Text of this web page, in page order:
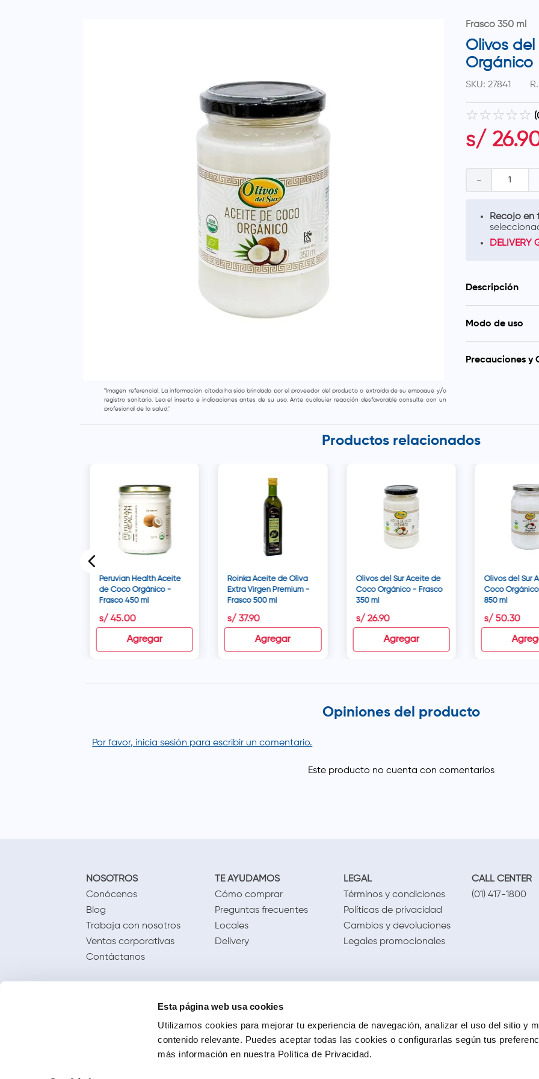
Esta página web usa cookies
Utilizamos cookies para mejorar tu experiencia de navegación, analizar el uso del sitio y
contenido relevante. Puedes aceptar todas las cookies o configurarlas según tus
más información en nuestra Política de Privacidad.
"Imagen referencial. La información citada ha sido brindada por el proveedor del producto o extraída de su empaque y/o
registro sanitario. Lea el inserto e indicaciones antes de su uso. Ante cualquier reacción desfavorable consulte con un
profesional de la salud."
Frasco 350 ml
Olivos
Orgánico
SKU: 27841
☆ ☆ ☆ ☆ ☆ (
s/ 26.
－
Recojo en
DELIVERY
Descripción
Aceite de coco
para conservar
Modo de uso
saludables.
cabello como
Precauciones y
Productos relacionados
Peruvian Health Aceite
de Coco Orgánico -
Frasco 450 ml
s/ 45.00
Agregar
Roinka Aceite de Oliva
Extra Virgen Premium -
Frasco 500 ml
s/ 37.90
Agregar
Olivos del Sur Aceite de
Coco Orgánico - Frasco
350 ml
s/ 26.90
Agregar
Olivos del Sur
Coco
850 ml
s/ 50.30
Opiniones del producto
Por favor, inicia sesión para escribir un comentario.
NOSOTROS
Conócenos
Blog
Trabaja con nosotros
Ventas corporativas
Contáctanos
TE AYUDAMOS
Cómo comprar
Preguntas frecuentes
Locales
Delivery
LEGAL
Términos y condiciones
Políticas de privacidad
Cambios y devoluciones
Legales promocionales
CALL CENTER
(01) 417-1800